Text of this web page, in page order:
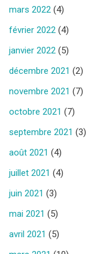
mars 2022 (4)
février 2022 (4)
janvier 2022 (5)
décembre 2021 (2)
novembre 2021 (7)
octobre 2021 (7)
septembre 2021 (3)
août 2021 (4)
juillet 2021 (4)
juin 2021 (3)
mai 2021 (5)
avril 2021 (5)